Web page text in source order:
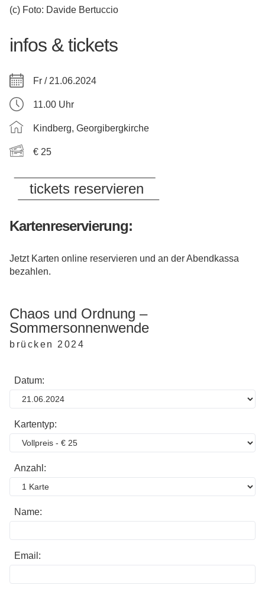
(c) Foto: Davide Bertuccio
infos & tickets
Fr / 21.06.2024
11.00 Uhr
Kindberg, Georgibergkirche
€ 25
tickets reservieren
Kartenreservierung:
Jetzt Karten online reservieren und an der Abendkassa
bezahlen.
Chaos und Ordnung –
Sommersonnenwende
brücken 2024
Datum:
Kartentyp:
Anzahl:
Name:
Email: